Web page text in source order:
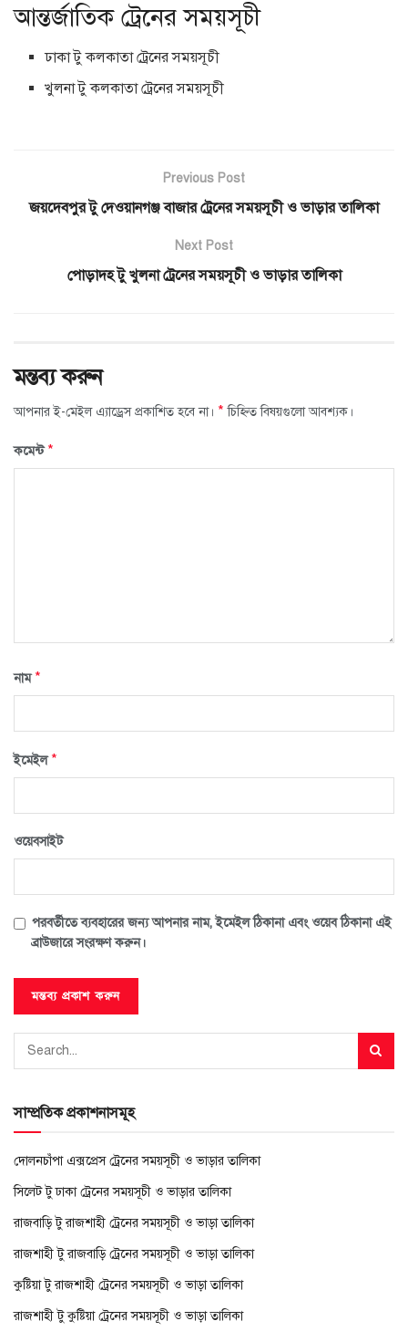
আন্তর্জাতিক ট্রেনের সময়সূচী
ঢাকা টু কলকাতা ট্রেনের সময়সূচী
খুলনা টু কলকাতা ট্রেনের সময়সূচী
Previous Post
জয়দেবপুর টু দেওয়ানগঞ্জ বাজার ট্রেনের সময়সূচী ও ভাড়ার তালিকা
Next Post
পোড়াদহ টু খুলনা ট্রেনের সময়সূচী ও ভাড়ার তালিকা
মন্তব্য করুন
আপনার ই-মেইল এ্যাড্রেস প্রকাশিত হবে না। * চিহ্নিত বিষয়গুলো আবশ্যক।
কমেন্ট*
নাম*
ইমেইল*
ওয়েবসাইট
পরবর্তীতে ব্যবহারের জন্য আপনার নাম, ইমেইল ঠিকানা এবং ওয়েব ঠিকানা এই
ব্রাউজারে সংরক্ষণ করুন।
সাম্প্রতিক প্রকাশনাসমূহ
দোলনচাঁপা এক্সপ্রেস ট্রেনের সময়সূচী ও ভাড়ার তালিকা
সিলেট টু ঢাকা ট্রেনের সময়সূচী ও ভাড়ার তালিকা
রাজবাড়ি টু রাজশাহী ট্রেনের সময়সূচী ও ভাড়া তালিকা
রাজশাহী টু রাজবাড়ি ট্রেনের সময়সূচী ও ভাড়া তালিকা
কুষ্টিয়া টু রাজশাহী ট্রেনের সময়সূচী ও ভাড়া তালিকা
রাজশাহী টু কুষ্টিয়া ট্রেনের সময়সূচী ও ভাড়া তালিকা